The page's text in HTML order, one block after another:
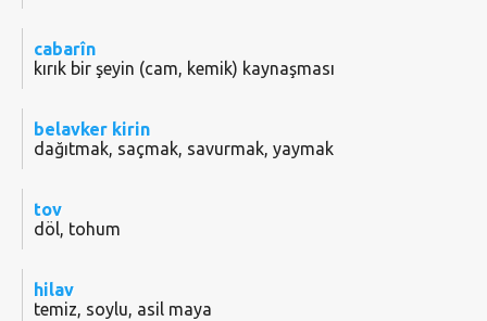
cabarîn
kırık bir şeyin (cam, kemik) kaynaşması
belavker kirin
dağıtmak, saçmak, savurmak, yaymak
tov
döl, tohum
hilav
temiz, soylu, asil maya